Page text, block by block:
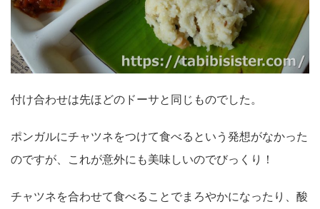
付け合わせは先ほどのドーサと同じものでした。
ポンガルにチャツネをつけて食べるという発想がなかった
のですが、これが意外にも美味しいのでびっくり！
チャツネを合わせて食べることでまろやかになったり、酸